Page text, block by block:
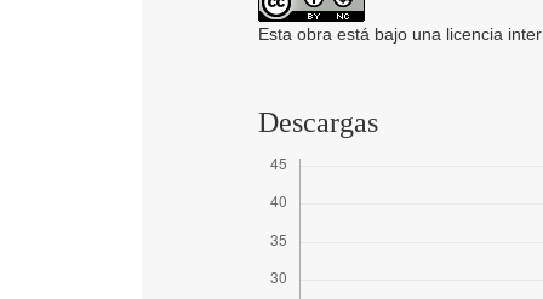
Esta obra está bajo una licencia
Descargas